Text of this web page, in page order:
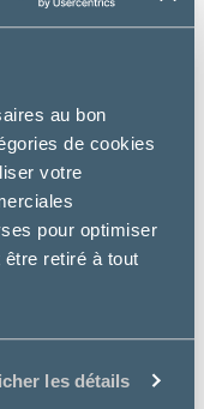
au bon
de cookies
votre
pour optimiser
retiré à tout
les détails